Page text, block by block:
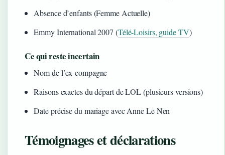
Absence d’enfants (Femme Actuelle)
Emmy International 2007 (Télé-Loisirs, guide TV)
Ce qui reste incertain
Nom de l’ex-compagne
Raisons exactes du départ de LOL (plusieurs versions)
Date précise du mariage avec Anne Le Nen
Témoignages et déclarations